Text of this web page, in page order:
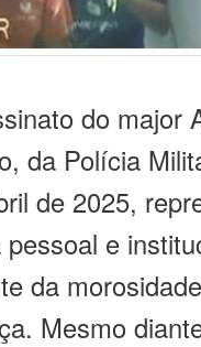
do major
da Polícia
de 2025,
pessoal e
da
Mesmo